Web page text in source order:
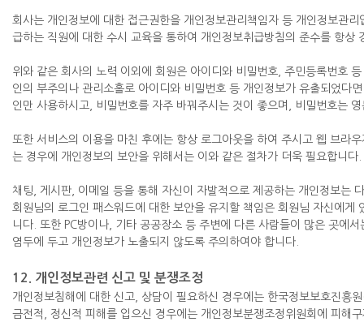
회사는 개인정보에 대한 접근권한을 개인정보관리책임자 등 개인정보관
급하는 직원에 대한 수시 교육을 통하여 개인정보취급방침의 준수를 항상
위와 같은 회사의 노력 이외에 회원은 아이디와 비밀번호, 주민등록번호
인의 부주의나 관리소홀로 아이디와 비밀번호 등 개인정보가 유출되었다
인만 사용하시고, 비밀번호를 자주 바꿔주시는 것이 좋으며, 비밀번호는
또한 서비스의 이용을 마친 후에는 항상 로그아웃을 하여 주시고 웹 브라
는 경우에 개인정보의 보안을 위해서는 이와 같은 절차가 더욱 필요합니다.
채팅, 게시판, 이메일 등을 통해 자신이 자발적으로 제공하는 개인정보는
회원님의 로그인 패스워드에 대한 보안을 유지할 책임은 회원님 자신에
니다. 또한 PC방이나, 기타 공공장소 등 주변에 다른 사람들이 많은 곳에
염두에 두고 개인정보가 노출되지 않도록 주의하여야 합니다.
12. 개인정보관련 신고 및 분쟁조정
개인정보침해에 대한 신고, 상담이 필요하신 경우에는 한국정보보호진흥
금전적, 정신적 피해를 입으신 경우에는 개인정보분쟁조정위원회에 피해